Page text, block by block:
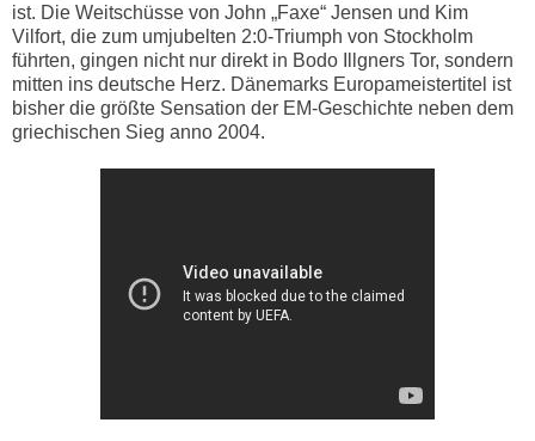
ist. Die Weitschüsse von John „Faxe“ Jensen und Kim
Vilfort, die zum umjubelten 2:0-Triumph von Stockholm
führten, gingen nicht nur direkt in Bodo Illgners Tor, sondern
mitten ins deutsche Herz. Dänemarks Europameistertitel ist
bisher die größte Sensation der EM-Geschichte neben dem
griechischen Sieg anno 2004.